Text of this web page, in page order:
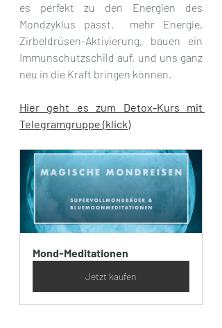
es perfekt zu den Energien des
Mondzyklus passt.  mehr Energie,
Zirbeldrüsen-Aktivierung, bauen ein
Immunschutzschild auf, und uns ganz
neu in die Kraft bringen können.
Hier geht es zum Detox-Kurs mit
Telegramgruppe (klick)
Mond-Meditationen
Jetzt kaufen